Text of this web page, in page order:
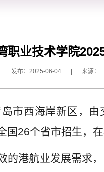
职业技术学院
发布：2025-06-04 | 来源：
市西海岸新区，由
国26个省市招生，
的港航业发展需求